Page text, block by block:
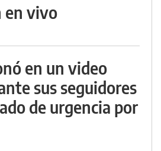
en vivo
en un video
sus seguidores
de urgencia por